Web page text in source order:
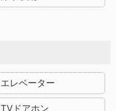
エレベーター
TVドアホン